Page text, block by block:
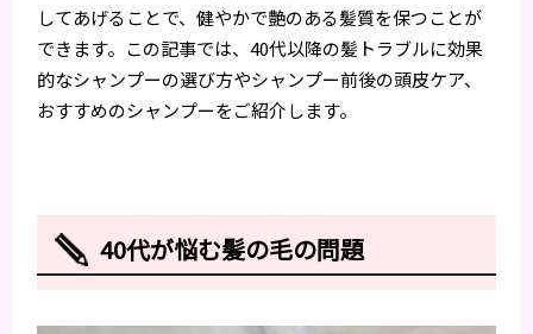
してあげることで、健やかで艶のある髪質を保つことが
できます。この記事では、40代以降の髪トラブルに効果
的なシャンプーの選び方やシャンプー前後の頭皮ケア、
おすすめのシャンプーをご紹介します。
40代が悩む髪の毛の問題